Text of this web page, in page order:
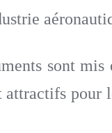
sont